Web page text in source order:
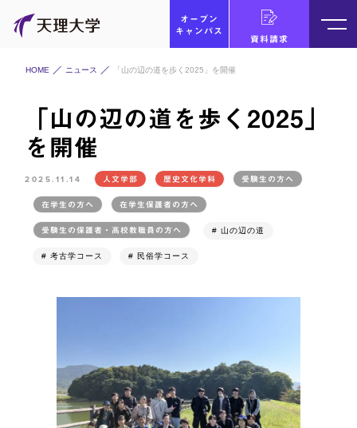
オープン
キャンパス
資料請求
HOME ニュース 「山の辺の道を歩く2025」を開催
「山の辺の道を歩く2025」
を開催
2025.11.14 人文学部 歴史文化学科 受験生の方へ
在学生の方へ 在学生保護者の方へ
受験生の保護者・高校教職員の方へ # 山の辺の道
# 考古学コース # 民俗学コース